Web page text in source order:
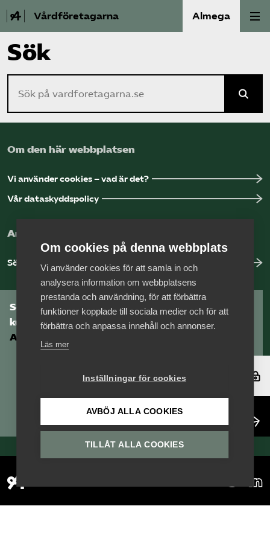
Vårdföretagarna Almega
Välfärdskriminalitet
Valmanifest
Medlemskap
Aktiviteter
Våra frågor
Om oss
Kontakt
Pressrum
Mina sidor
Privat Vårdfakta
Sök på vardforetagarna.se
Sök
Sök på vardforetagarna.se
Om den här webbplatsen
Vi använder cookies – vad är det?
Vår dataskyddspolicy
Arbeta hos Vårdföretagarna?
Sök jobb hos oss
Som medlem har du tillgång till vår digitala
kunskapsbank
Arbetsgivarguiden
Logga in
Bli medlem
Om cookies på denna webbplats
Vi använder cookies för att samla in och
analysera information om webbplatsens
prestanda och användning, för att förbättra
funktioner kopplade till sociala medier och för att
förbättra och anpassa innehåll och annonser.
Läs mer
Inställningar för cookies
AVBÖJ ALLA COOKIES
TILLÅT ALLA COOKIES